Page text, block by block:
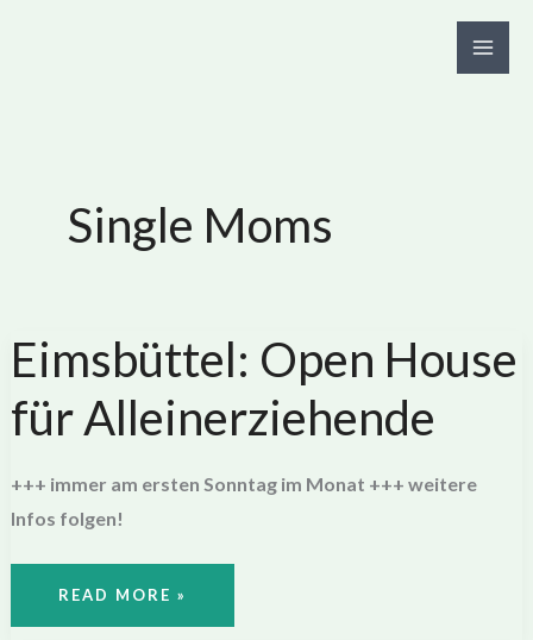
Single Moms
Eimsbüttel: Open House
für Alleinerziehende
+++ immer am ersten Sonntag im Monat +++ weitere
Infos folgen!
EIMSBÜTTEL:
HOUSE
READ MORE »